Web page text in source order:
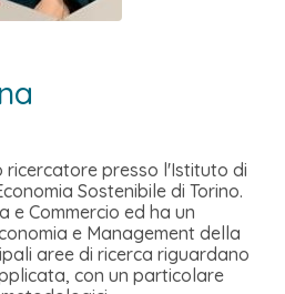
ricercatore presso l'Istituto di
Sostenibile di Torino.
e Commercio ed ha un
e Management della
aree di ricerca riguardano
con un particolare